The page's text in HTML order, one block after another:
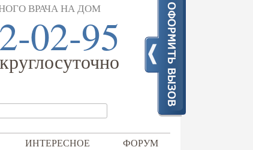
ВРАЧА НА ДОМ
02-95
круглосуточно
ИНТЕРЕСНОЕ ФОРУМ